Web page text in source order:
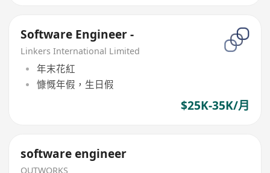
Software Engineer -
Linkers International Limited
年末花紅
慷慨年假，生日假
$25K-35K/月
software engineer
OUTWORKS